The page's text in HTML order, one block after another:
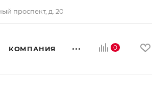
проспект, д. 20
0
КОМПАНИЯ